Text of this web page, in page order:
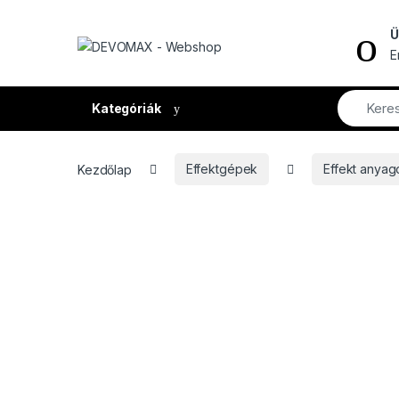
Kategóriák
Kezdőlap Effektgépek Effekt